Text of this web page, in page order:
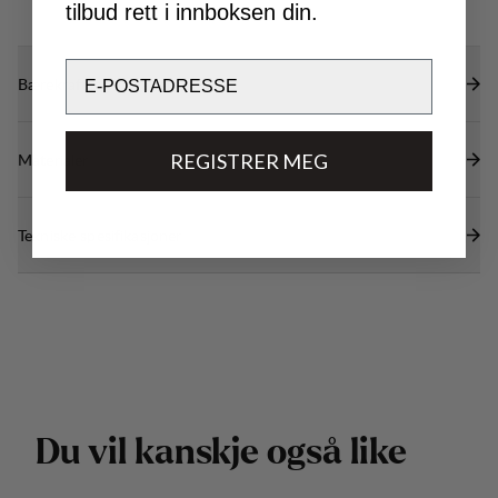
Bærekraftsegenskaper
Materialer
Tekniske spesifikasjoner
Du vil kanskje også like
tilbud rett i innboksen din.
REGISTRER MEG